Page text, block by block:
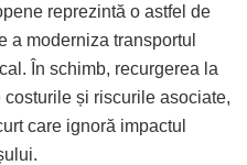
reprezintă o astfel de
a moderniza transportul
În schimb, recurgerea la
și riscurile asociate,
care ignoră impactul